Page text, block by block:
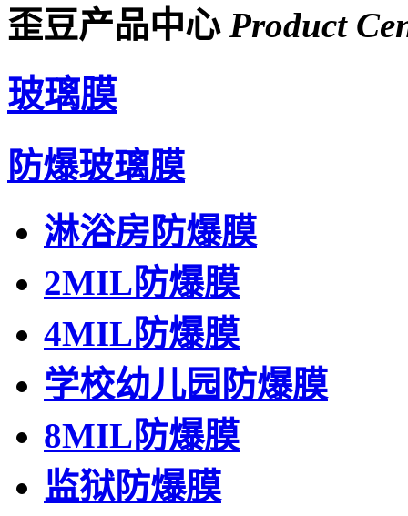
歪豆产品中心 Product
玻璃膜
防爆玻璃膜
淋浴房防爆膜
2MIL防爆膜
4MIL防爆膜
学校幼儿园防爆膜
8MIL防爆膜
监狱防爆膜